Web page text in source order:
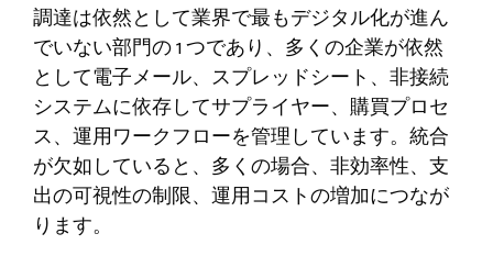
調達は依然として業界で最もデジタル化が進ん
でいない部門の 1 つであり、多くの企業が依然
として電子メール、スプレッドシート、非接続
システムに依存してサプライヤー、購買プロセ
ス、運用ワークフローを管理しています。統合
が欠如していると、多くの場合、非効率性、支
出の可視性の制限、運用コストの増加につなが
ります。